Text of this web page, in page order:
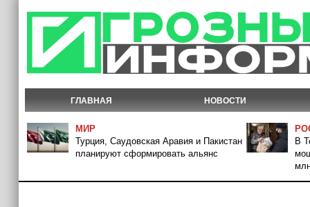
ГЛАВНАЯ НОВОСТИ
МИР
Турция, Саудовская Аравия и Пакистан
планируют сформировать альянс
В